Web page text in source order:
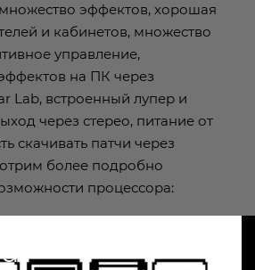
эффектов, хорошая
и кабинетов, множество
управление,
на ПК через
Lab, встроенный лупер и
через стерео, питание от
скачивать патчи через
более подробно
процессора: